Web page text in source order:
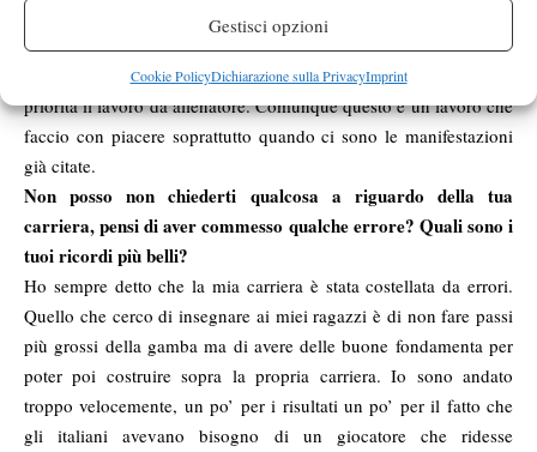
Gestisci opzioni
Cookie PolicyDichiarazione sulla PrivacyImprint
(risata). Mi hanno semplicemente chiamato e ho accettato. A
causa dei vari impegni dovrò per forza concentrarmi su 3-4
eventi l’anno quali magari Roma, la Coppa Davis, avendo come
priorità il lavoro da allenatore. Comunque questo è un lavoro che
faccio con piacere soprattutto quando ci sono le manifestazioni
già citate.
Non posso non chiederti qualcosa a riguardo della tua
carriera, pensi di aver commesso qualche errore? Quali sono i
tuoi ricordi più belli?
Ho sempre detto che la mia carriera è stata costellata da errori.
Quello che cerco di insegnare ai miei ragazzi è di non fare passi
più grossi della gamba ma di avere delle buone fondamenta per
poter poi costruire sopra la propria carriera. Io sono andato
troppo velocemente, un po’ per i risultati un po’ per il fatto che
gli italiani avevano bisogno di un giocatore che ridesse